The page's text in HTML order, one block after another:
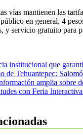
vías mantienen las
en general, 4
y servicio gratuito para
institucional que
de Tehuantepec:
amplia sobre
con Feria